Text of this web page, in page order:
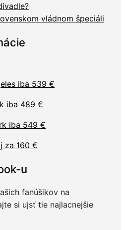
vládnom špeciáli
iba 539 €
iba 489 €
iba 549 €
za 160 €
u
fanúšikov na
si ujsť tie najlacnejšie